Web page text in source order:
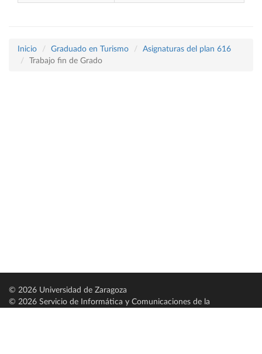
Inicio Graduado en Turismo
Asignaturas del plan 616
Trabajo fin de Grado
© 2026 Universidad de Zaragoza
© 2026 Servicio de Informática y Comunicaciones de la